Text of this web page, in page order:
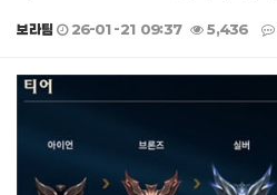
보라팀 26-01-21 09:37 5,436
본문